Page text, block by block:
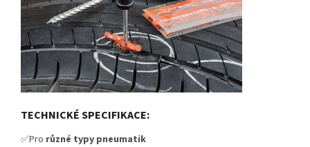
TECHNICKÉ SPECIFIKACE:
✅Pro různé typy pneumatik